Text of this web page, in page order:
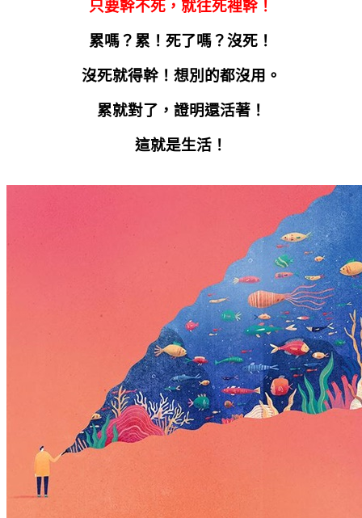
只要幹不死，就往死裡幹！
累嗎？累！死了嗎？沒死！
沒死就得幹！想別的都沒用。
累就對了，證明還活著！
這就是生活！